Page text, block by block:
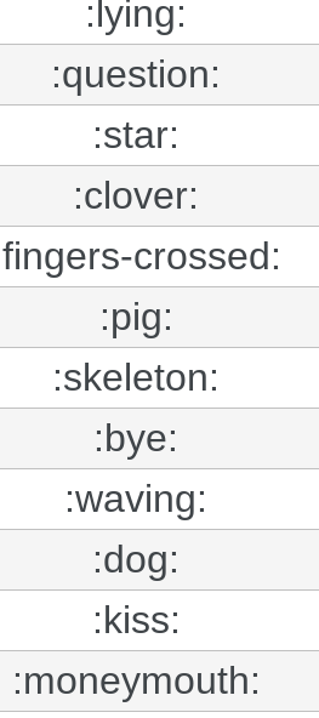
:lying:
:question:
:star:
:clover:
crossed:
:pig:
:skeleton:
:bye:
:waving:
:dog:
:kiss:
:moneymouth: